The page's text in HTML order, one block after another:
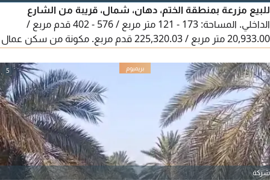
للبيع مزرعة بمنطقة الختم، دهان، شمال، قريبة من الشارع
الداخلي. المساحة: 173 - 121 متر مربع / 576 - 402 قدم مربع /
20,933.00 متر مربع / 225,320.03 قدم مربع. مكونة من سكن عمال
(غرفتين ومستودع ومطبخ وحمام) بالإضافة إلى استراحة عائلية
(مجلس وحمام ومطبخ). المزرعة مزروعة بالكامل بنخل، أكثر من 300
نخلة، مع شبكة ري زراعية متكاملة. يوجد أيضاً حوض 8 × 8. توفر المياه
من الحكومة والكهرباء. السعر المطلوب: مليون و550 ألف درهم،
قابل للتفاوض. نعتذر من الوسطاء.
5
شركة